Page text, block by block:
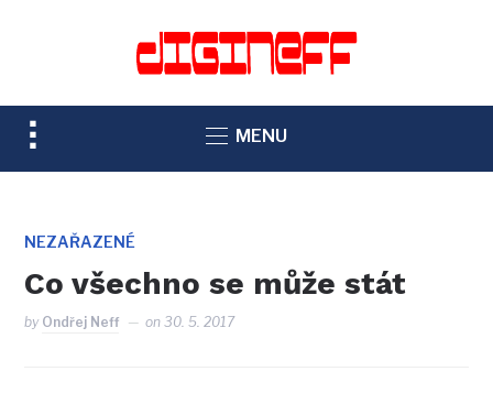
TOGGLE
SIDEBAR
NAVIGATION
MENU
NEZAŘAZENÉ
Co všechno se může stát
by Ondřej Neff on30. 5. 2017